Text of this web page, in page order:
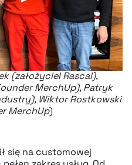
(założyciel Rascal),
MerchUp), Patryk
Wiktor Rostkowski
MerchUp)
się na customowej